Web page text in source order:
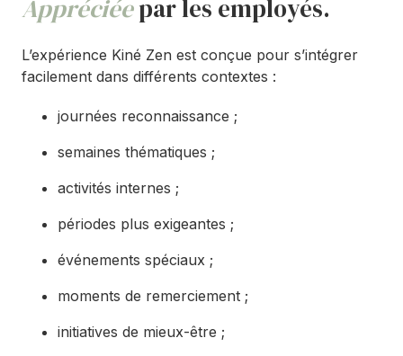
Appréciéepar les employés.
L’expérience Kiné Zen est conçue pour s’intégrer
facilement dans différents contextes :
journées reconnaissance ;
semaines thématiques ;
activités internes ;
périodes plus exigeantes ;
événements spéciaux ;
moments de remerciement ;
initiatives de mieux-être ;